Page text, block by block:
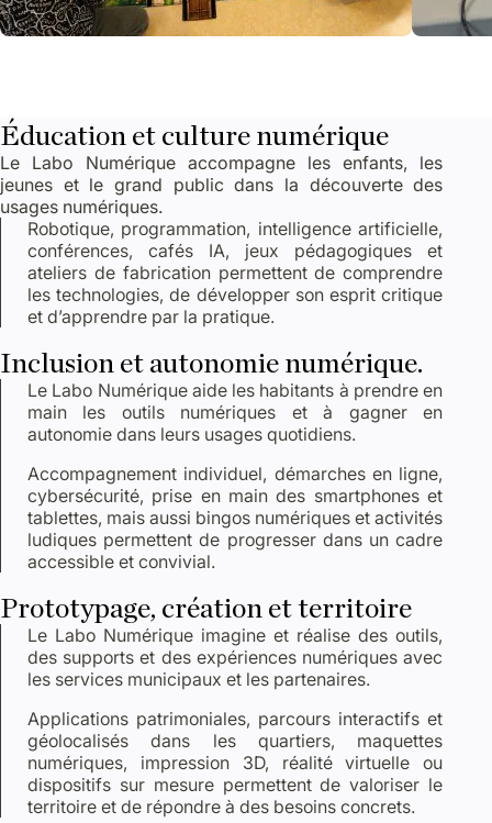
Éducation et culture numérique
Le Labo Numérique accompagne les enfants, les
jeunes et le grand public dans la découverte des
usages numériques.
Robotique, programmation, intelligence artificielle,
conférences, cafés IA, jeux pédagogiques et
ateliers de fabrication permettent de comprendre
les technologies, de développer son esprit critique
et d’apprendre par la pratique.
Inclusion et autonomie numérique.
Le Labo Numérique aide les habitants à prendre en
main les outils numériques et à gagner en
autonomie dans leurs usages quotidiens.
Accompagnement individuel, démarches en ligne,
cybersécurité, prise en main des smartphones et
tablettes, mais aussi bingos numériques et activités
ludiques permettent de progresser dans un cadre
accessible et convivial.
Prototypage, création et territoire
Le Labo Numérique imagine et réalise des outils,
des supports et des expériences numériques avec
les services municipaux et les partenaires.
Applications patrimoniales, parcours interactifs et
géolocalisés dans les quartiers, maquettes
numériques, impression 3D, réalité virtuelle ou
dispositifs sur mesure permettent de valoriser le
territoire et de répondre à des besoins concrets.